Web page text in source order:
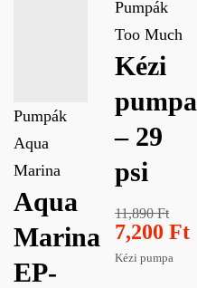
Pumpák
Aqua
Marina
Aqua
Marina
EP-
Pumpák
Too Much
Kézi
pumpa
– 29
psi
11,890Ft
7,200 Ft
Kézi pumpa